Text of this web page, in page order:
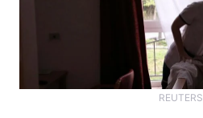
REUTERS